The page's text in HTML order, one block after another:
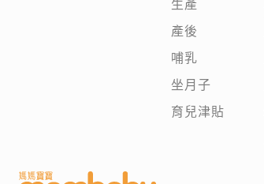
生產
產後
哺乳
坐月子
育兒津貼